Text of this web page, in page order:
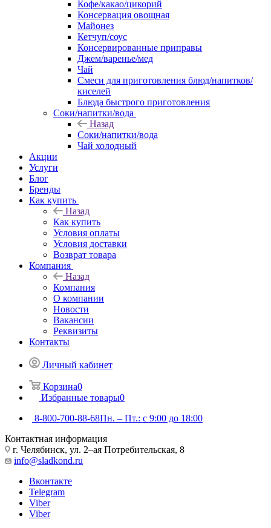
Кофе/какао/цикорий
Консервация овощная
Майонез
Кетчуп/соус
Консервированные приправы
Джем/варенье/мед
Чай
Смеси для приготовления блюд/напитков/
киселей
Блюда быстрого приготовления
Соки/напитки/вода
Назад
Соки/напитки/вода
Чай холодный
Акции
Услуги
Блог
Бренды
Как купить
Назад
Как купить
Условия оплаты
Условия доставки
Возврат товара
Компания
Назад
Компания
О компании
Новости
Вакансии
Реквизиты
Контакты
Личный кабинет
Корзина0
Избранные товары0
8-800-700-88-68Пн. – Пт.: с 9:00 до 18:00
Контактная информация
г. Челябинск, ул. 2–ая Потребительская, 8
info@sladkond.ru
Вконтакте
Telegram
Viber
Viber